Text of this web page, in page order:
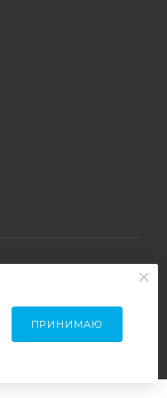
ПРИНИМАЮ